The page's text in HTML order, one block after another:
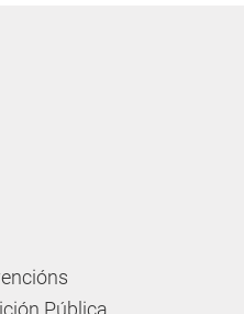
Pública